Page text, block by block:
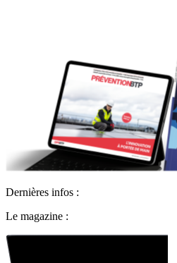
Dernières infos :
Le magazine :